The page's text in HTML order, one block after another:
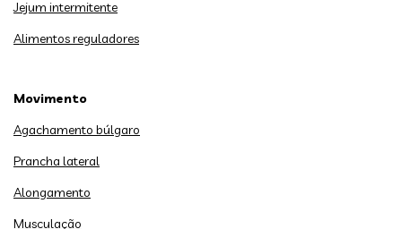
Jejum intermitente
Alimentos reguladores
Movimento
Agachamento búlgaro
Prancha lateral
Alongamento
Musculação